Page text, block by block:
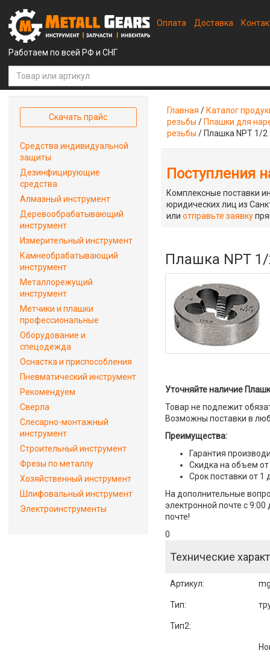
Работаем по всей РФ и СНГ
Оплата Доставка
Главная / Каталог
резьбы / Плашки для
резьбы / Плашка NPT 1/2
Поступления
Комплексные поставки
юридических лиц из
илиотправьте заявку
Плашка NPT
Уточняйте наличие
Товар не подлежит
Возможны поставки в
Преимущества:
Гарантия
Скидка на объем от
Срок поставки от 1
На дополнительные
электронной почте с
почте!
0
Технические
Артикул:
Тип:
Тип2:
Скачать прайс
Средства индивидуальной
защиты
Дезинфицирующие
средства
Алмазный инструмент
Деревообрабатывающий
инструмент
Измерительный инструмент
Камнеобрабатывающий
инструмент
Металлорежущий
инструмент
Метчики и плашки
профессиональные
Оборудование и
спецодежда
Оснастка и приспособления
Пневматический инструмент
Рекомендуем
Сверла
Слесарно-монтажный
инструмент
Строительный инструмент
Фрезы по металлу
Хозяйственный инструмент
Шлифовальный инструмент
Электроинструменты